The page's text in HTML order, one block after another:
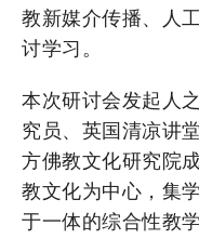
教新媒介传播、人
讨学习。
本次研讨会发起人
究员、英国清凉讲
方佛教文化研究院
教文化为中心，集
于一体的综合性教